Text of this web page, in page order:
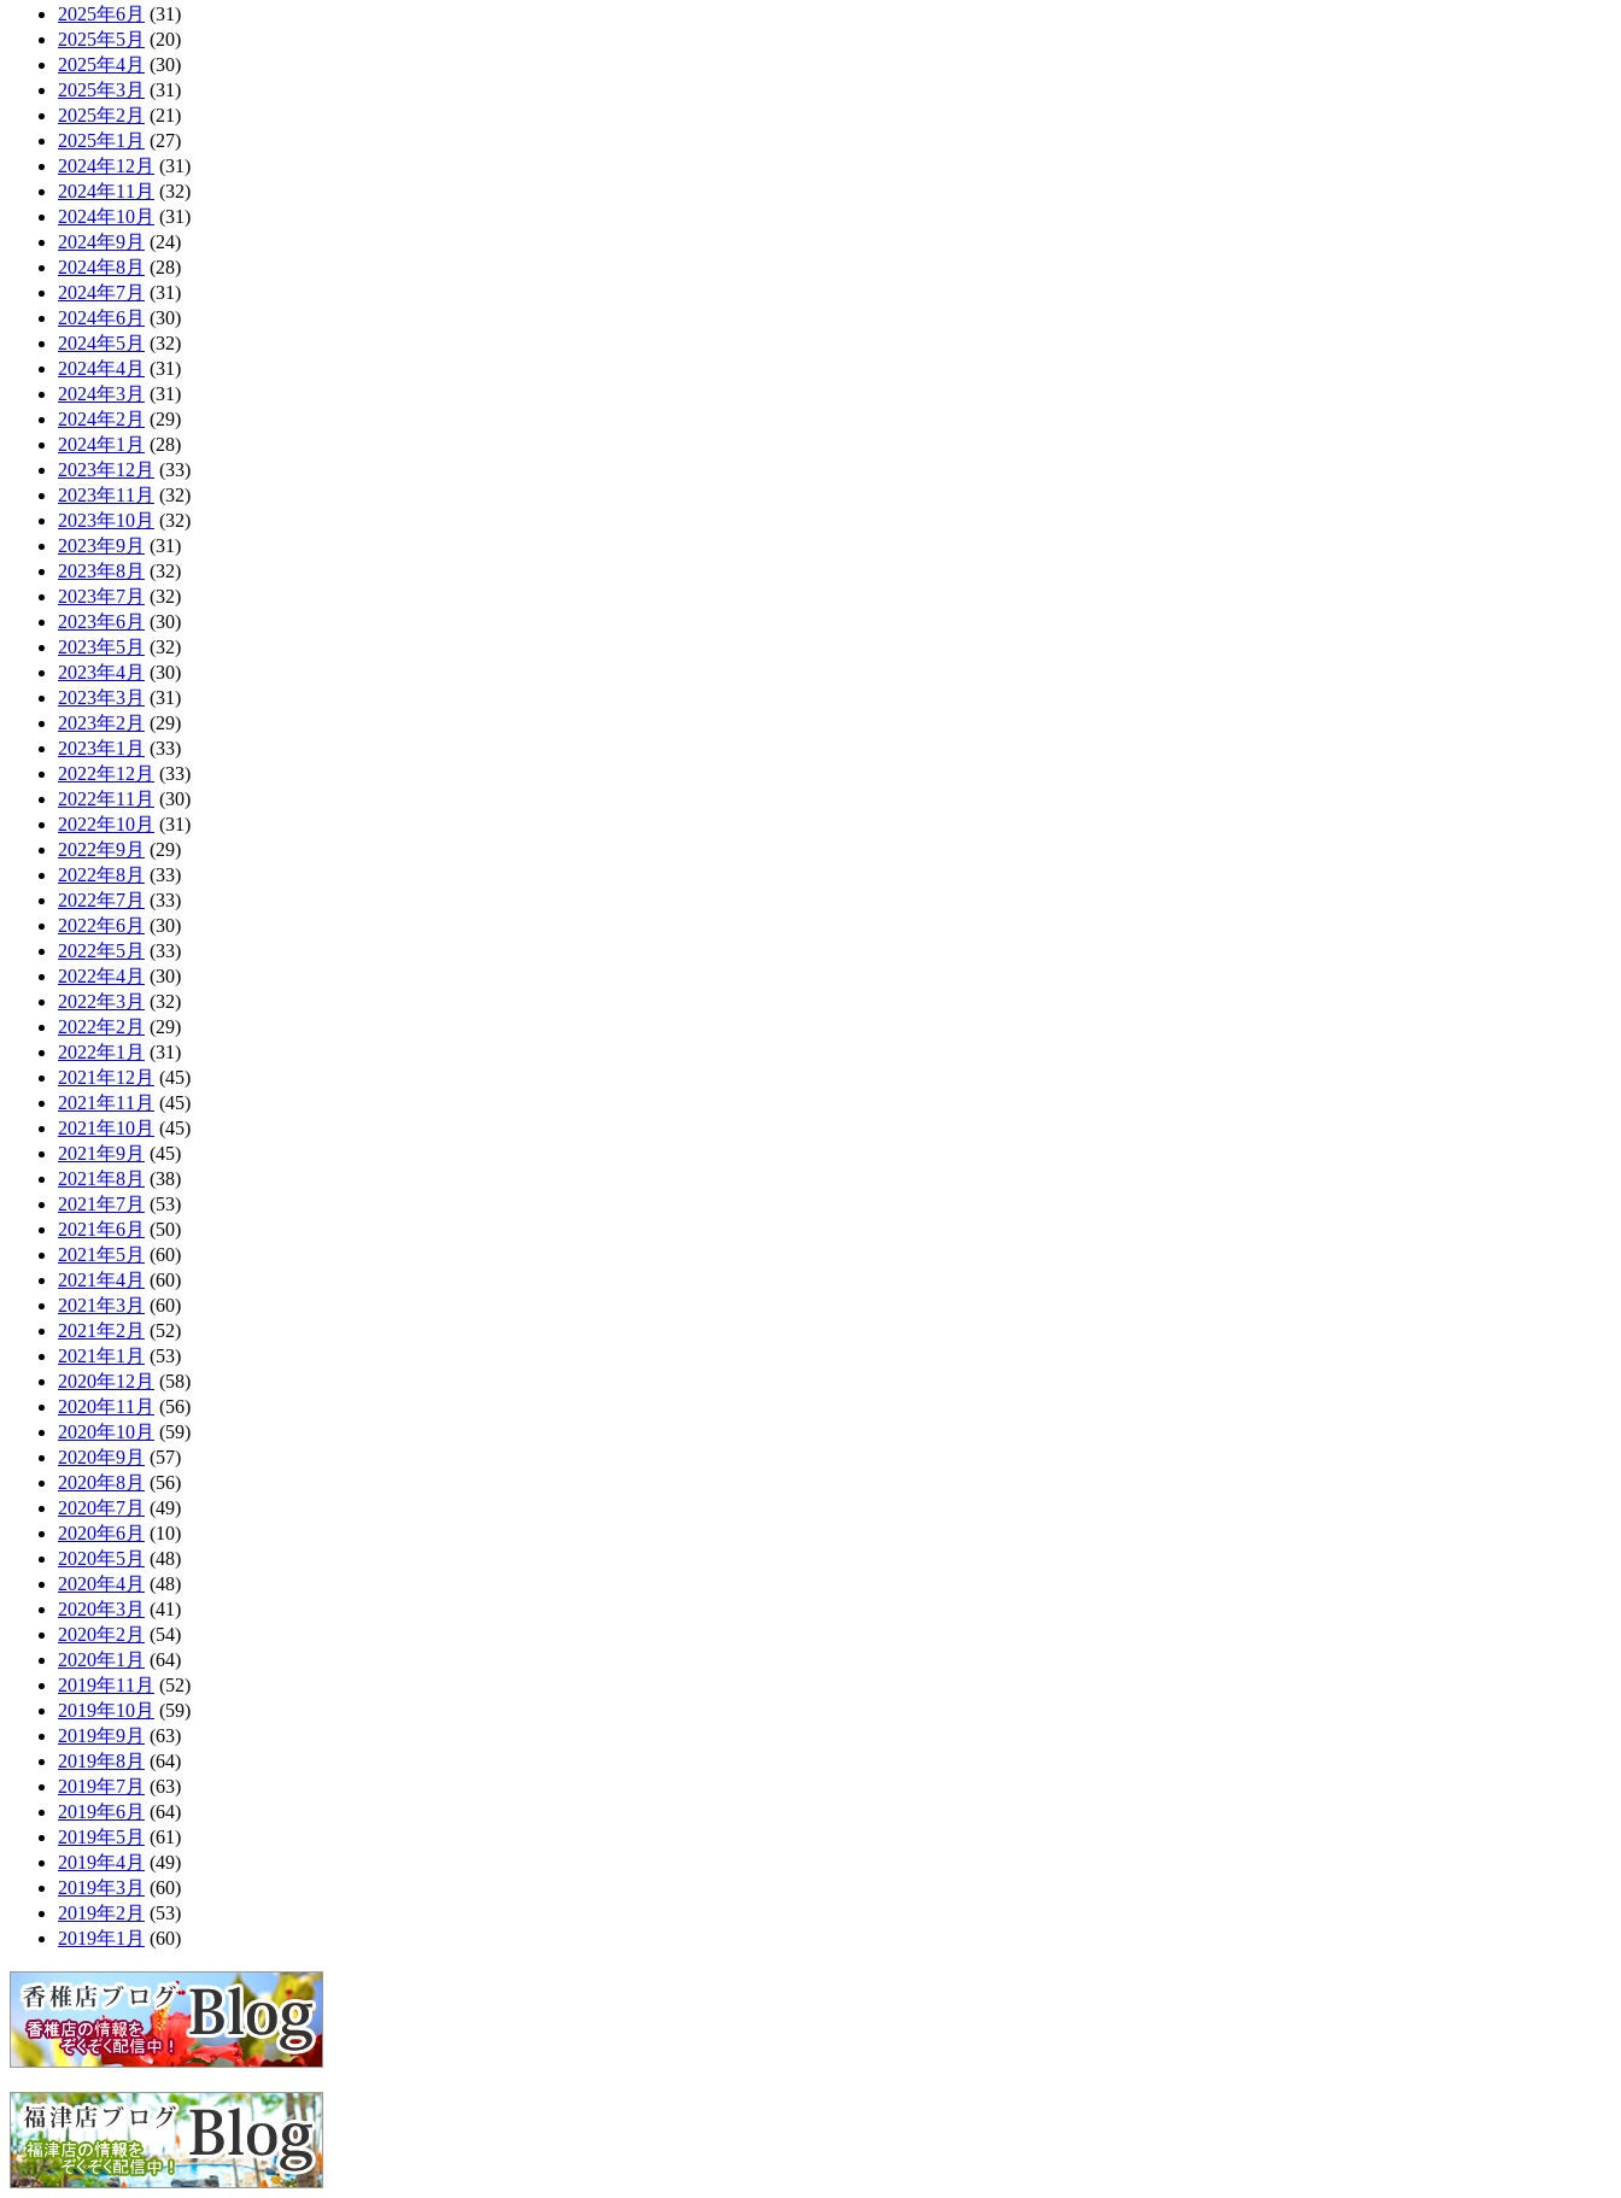
2025年6月 (31)
2025年5月 (20)
2025年4月 (30)
2025年3月 (31)
2025年2月 (21)
2025年1月 (27)
2024年12月 (31)
2024年11月 (32)
2024年10月 (31)
2024年9月 (24)
2024年8月 (28)
2024年7月 (31)
2024年6月 (30)
2024年5月 (32)
2024年4月 (31)
2024年3月 (31)
2024年2月 (29)
2024年1月 (28)
2023年12月 (33)
2023年11月 (32)
2023年10月 (32)
2023年9月 (31)
2023年8月 (32)
2023年7月 (32)
2023年6月 (30)
2023年5月 (32)
2023年4月 (30)
2023年3月 (31)
2023年2月 (29)
2023年1月 (33)
2022年12月 (33)
2022年11月 (30)
2022年10月 (31)
2022年9月 (29)
2022年8月 (33)
2022年7月 (33)
2022年6月 (30)
2022年5月 (33)
2022年4月 (30)
2022年3月 (32)
2022年2月 (29)
2022年1月 (31)
2021年12月 (45)
2021年11月 (45)
2021年10月 (45)
2021年9月 (45)
2021年8月 (38)
2021年7月 (53)
2021年6月 (50)
2021年5月 (60)
2021年4月 (60)
2021年3月 (60)
2021年2月 (52)
2021年1月 (53)
2020年12月 (58)
2020年11月 (56)
2020年10月 (59)
2020年9月 (57)
2020年8月 (56)
2020年7月 (49)
2020年6月 (10)
2020年5月 (48)
2020年4月 (48)
2020年3月 (41)
2020年2月 (54)
2020年1月 (64)
2019年11月 (52)
2019年10月 (59)
2019年9月 (63)
2019年8月 (64)
2019年7月 (63)
2019年6月 (64)
2019年5月 (61)
2019年4月 (49)
2019年3月 (60)
2019年2月 (53)
2019年1月 (60)